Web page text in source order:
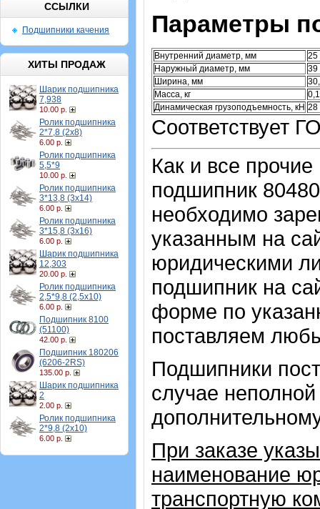
ССЫЛКИ
Подшипники качения
ХИТЫ ПРОДАЖ
Шарик подшипника
7,938
10.00 р.
Ролик подшипника
2*7,8 (2х8)
6.00 р.
Ролик подшипника
5,5*9
10.00 р.
Ролик подшипника
3*13,8 (3х14)
6.00 р.
Ролик подшипника
3*15,8 (3х16)
6.00 р.
Шарик подшипника
12,303
20.00 р.
Ролик подшипника
2,5*9,8 (2,5х10)
6.00 р.
Подшипник 8100
(51100)
42.00 р.
Подшипник 180206
(6206-2RS)
135.00 р.
Шарик подшипника
2
2.00 р.
Ролик подшипника
2*9,8 (2х10)
6.00 р.
Параметры
Внутренний диаметр, мм
25
Наружный диаметр, мм
39
Ширина, мм
Масса, кг
Динамическая грузоподъемность, кН 28
Соответствует
Как и все
подшипник
необходимо
указанным на
юридическими
подшипник на
форме по
поставляем
Подшипники
случае
При заказе
наименование
транспортную